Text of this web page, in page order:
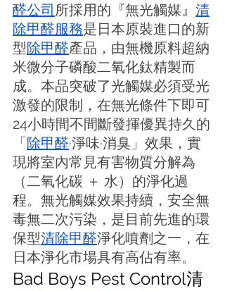
醛公司 所採用的『無光觸媒』 清
除甲醛服務是日本原裝進口的新
型除甲醛產品，由無機原料超納
米微分子磷酸二氧化鈦精製而
成。本品突破了光觸媒必須受光
激發的限制，在無光條件下即可
24小時間不間斷發揮優異持久的
「除甲醛·淨味·消臭」效果，實
現將室內常見有害物質分解為
（二氧化碳 ＋ 水）的淨化過
程。無光觸媒效果持續，安全無
毒無二次污染，是目前先進的環
保型清除甲醛淨化噴劑之一，在
日本淨化市場具有高佔有率。
Bad Boys Pest Control清